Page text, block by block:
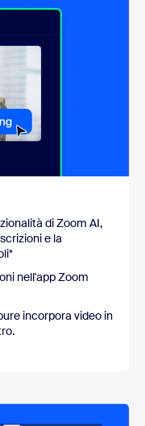
di Zoom AI,
e la
nell'app Zoom
incorpora video in